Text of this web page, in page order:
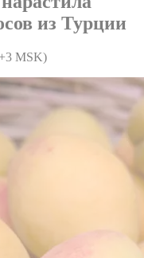
из Турции
MSK)